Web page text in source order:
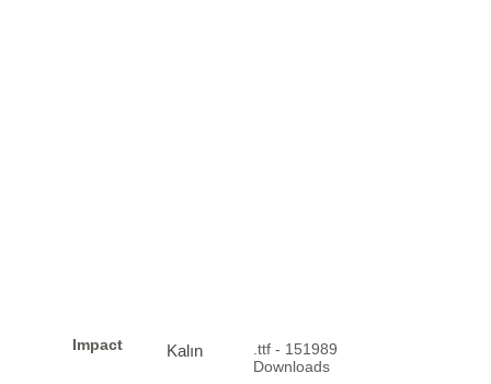
Impact Kalın
.ttf - 151989
Downloads